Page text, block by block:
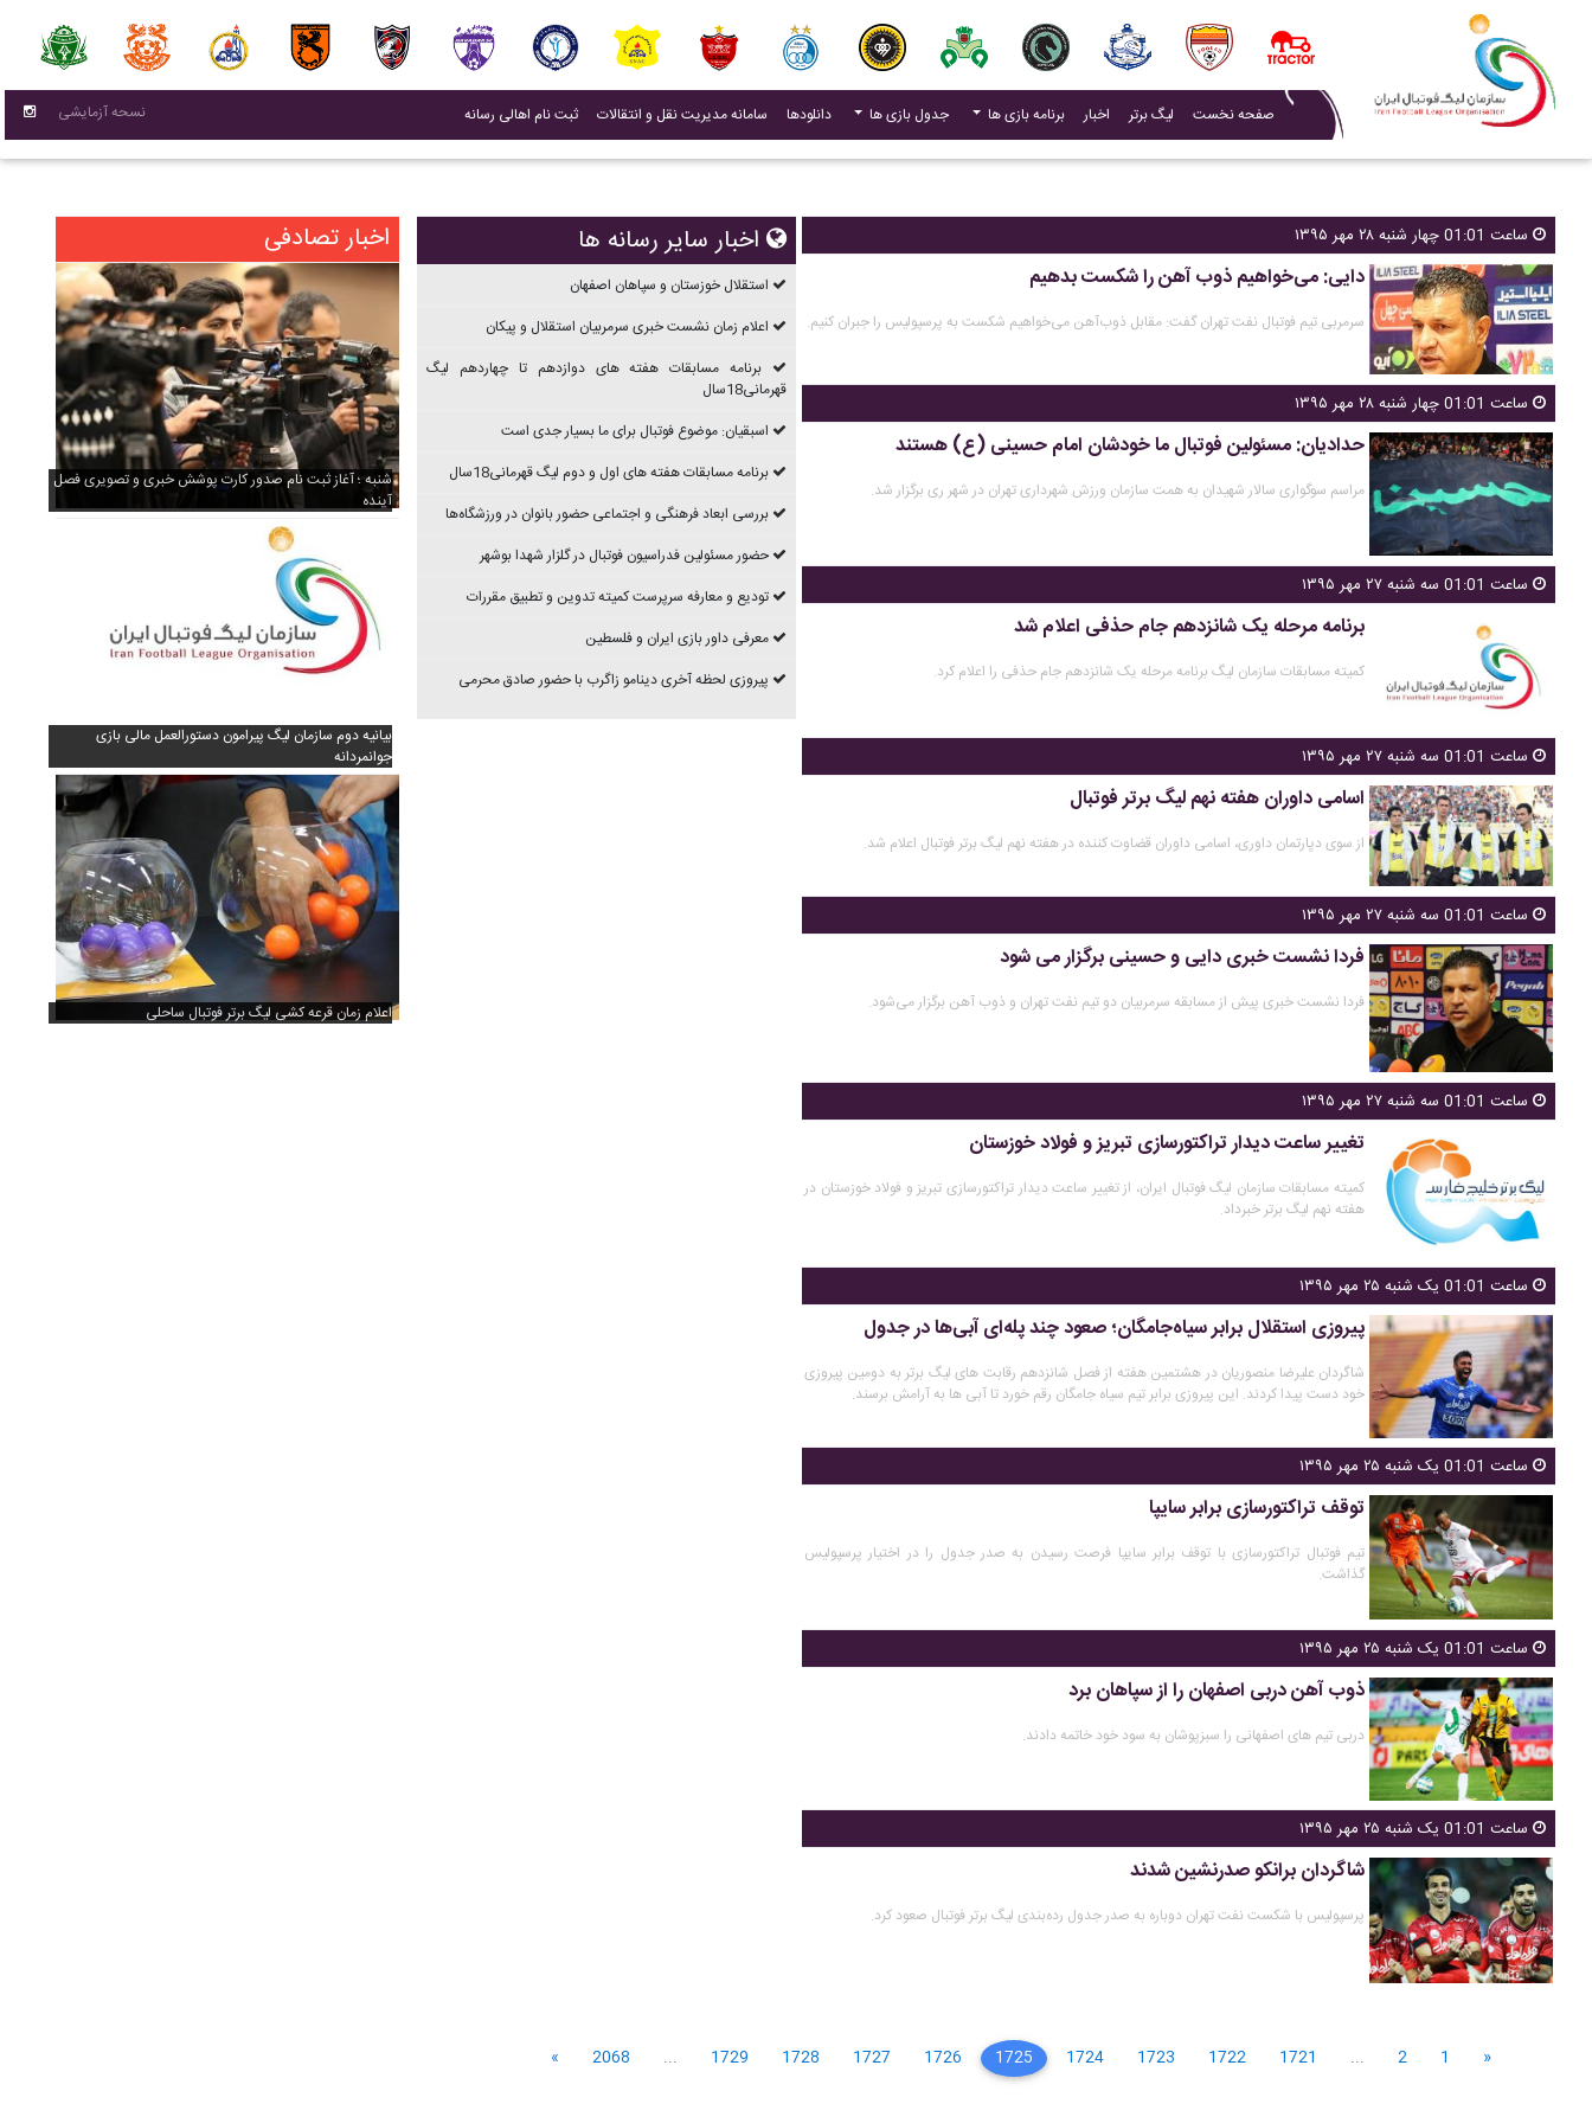
صفحه نخست لیگ برتر اخبار(current) برنامه بازی ها جدول بازی ها دانلودها سامانه مدیریت نقل و انتقالات
(current) ثبت نام اهالی رسانه
(current) نسحه آزمایشی
ساعت 01:01 چهار شنبه ۲۸ مهر ۱۳۹۵
دایی: می‌خواهیم ذوب آهن را شکست بدهیم
سرمربی تیم فوتبال نفت تهران گفت: مقابل ذوب‌آهن می‌خواهیم شکست به پرسپولیس را جبران کنیم.
ساعت 01:01 چهار شنبه ۲۸ مهر ۱۳۹۵
حدادیان: مسئولین فوتبال ما خودشان امام حسینی (ع) هستند
مراسم سوگواری سالار شهیدان به همت سازمان ورزش شهرداری تهران در شهر ری برگزار شد.
ساعت 01:01 سه شنبه ۲۷ مهر ۱۳۹۵
برنامه مرحله یک شانزدهم جام حذفی اعلام شد
کمیته مسابقات سازمان لیگ برنامه مرحله یک شانزدهم جام حذفی را اعلام کرد.
ساعت 01:01 سه شنبه ۲۷ مهر ۱۳۹۵
اسامی داوران هفته نهم لیگ برتر فوتبال
از سوی دپارتمان داوری، اسامی داوران قضاوت کننده در هفته نهم لیگ برتر فوتبال اعلام شد.
ساعت 01:01 سه شنبه ۲۷ مهر ۱۳۹۵
فردا نشست خبری دایی و حسینی برگزار می شود
فردا نشست خبری پیش از مسابقه سرمربیان دو تیم نفت تهران و ذوب آهن برگزار می‌شود.
ساعت 01:01 سه شنبه ۲۷ مهر ۱۳۹۵
تغییر ساعت دیدار تراکتورسازی تبریز و فولاد خوزستان
کمیته مسابقات سازمان لیگ فوتبال ایران، از تغییر ساعت دیدار تراکتورسازی تبریز و فولاد خوزستان در
هفته نهم لیگ برتر خبرداد.
ساعت 01:01 یک شنبه ۲۵ مهر ۱۳۹۵
پیروزی استقلال برابر سیاه‌جامگان؛ صعود چند پله‌ای آبی‌ها در جدول
شاگردان علیرضا منصوریان در هشتمین هفته از فصل شانزدهم رقابت های لیگ برتر به دومین پیروزی
خود دست پیدا کردند. این پیروزی برابر تیم سیاه جامگان رقم خورد تا آبی ها به آرامش برسند.
ساعت 01:01 یک شنبه ۲۵ مهر ۱۳۹۵
توقف تراکتورسازی برابر سایپا
تیم فوتبال تراکتورسازی با توقف برابر سایپا فرصت رسیدن به صدر جدول را در اختیار پرسپولیس
گذاشت.
ساعت 01:01 یک شنبه ۲۵ مهر ۱۳۹۵
ذوب آهن دربی اصفهان را از سپاهان برد
دربی تیم های اصفهانی را سبزپوشان به سود خود خاتمه دادند.
ساعت 01:01 یک شنبه ۲۵ مهر ۱۳۹۵
شاگردان برانکو صدرنشین شدند
پرسپولیس با شکست نفت تهران دوباره به صدر جدول رده‌بندی لیگ برتر فوتبال صعود کرد.
«
1
2
...
1721
1722
1723
1724
1725
1726
1727
1728
1729
...
2068
»
اخبار سایر رسانه ها
استقلال خوزستان و سپاهان اصفهان
اعلام زمان نشست خبری سرمربیان استقلال و پیکان
برنامه مسابقات هفته های دوازدهم تا چهاردهم ليگ
قهرمانی18سال
اسبقیان: موضوع فوتبال برای ما بسیار جدی است
برنامه مسابقات هفته های اول و دوم ليگ قهرمانی18سال
بررسی ابعاد فرهنگی و اجتماعی حضور بانوان در ورزشگاه‌ها
حضور مسئولین فدراسیون فوتبال در گلزار شهدا بوشهر
تودیع و معارفه سرپرست کمیته تدوین و تطبیق مقررات
معرفی داور بازی ایران و فلسطین
پیروزی لحظه آخری دینامو زاگرب با حضور صادق محرمی
اخبار تصادفی
شنبه ؛ آغاز ثبت نام صدور کارت پوشش خبری و تصویری فصل
آینده
بیانیه دوم سازمان لیگ پیرامون دستورالعمل مالی بازی
جوانمردانه
اعلام زمان قرعه کشی لیگ برتر فوتبال ساحلی